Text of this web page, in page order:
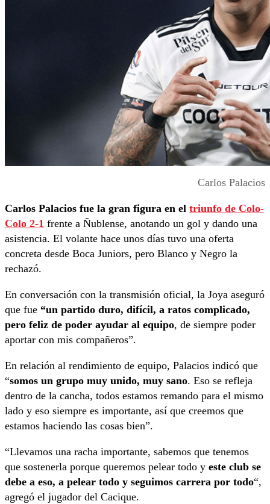
Carlos Palacios
Carlos Palacios fue la gran figura en el triunfo de Colo-
Colo 2-1 frente a Ñublense, anotando un gol y dando una
asistencia. El volante hace unos días tuvo una oferta
concreta desde Boca Juniors, pero Blanco y Negro la
rechazó.
En conversación con la transmisión oficial, la Joya aseguró
que fue “un partido duro, difícil, a ratos complicado,
pero feliz de poder ayudar al equipo, de siempre poder
aportar con mis compañeros”.
En relación al rendimiento de equipo, Palacios indicó que
“somos un grupo muy unido, muy sano. Eso se refleja
dentro de la cancha, todos estamos remando para el mismo
lado y eso siempre es importante, así que creemos que
estamos haciendo las cosas bien”.
“Llevamos una racha importante, sabemos que tenemos
que sostenerla porque queremos pelear todo y este club se
debe a eso, a pelear todo y seguimos carrera por todo“,
agregó el jugador del Cacique.